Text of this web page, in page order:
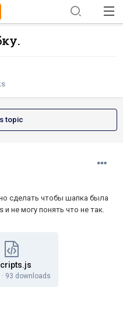
topic
сделать чтобы шапка была
не могу понять что не так.
· 93 downloads